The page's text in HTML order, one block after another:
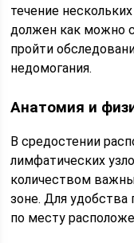
течение
должен как можно
пройти
недомогания.
Анатомия и
В средостении
лимфатических
количеством
зоне. Для
по месту